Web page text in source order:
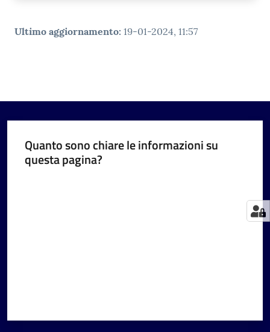
Ultimo aggiornamento: 19-01-2024, 11:57
Quanto sono chiare le informazioni su
questa pagina?